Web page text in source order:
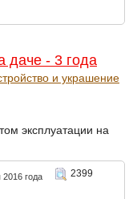
даче - 3 года
и украшение
эксплуатации на
года
2399